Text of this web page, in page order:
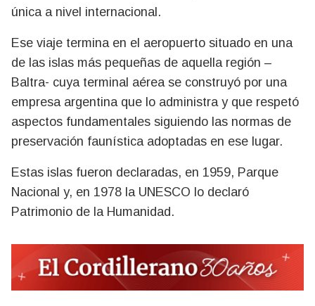
única a nivel internacional.
Ese viaje termina en el aeropuerto situado en una
de las islas más pequeñas de aquella región –
Baltra- cuya terminal aérea se construyó por una
empresa argentina que lo administra y que respetó
aspectos fundamentales siguiendo las normas de
preservación faunística adoptadas en ese lugar.
Estas islas fueron declaradas, en 1959, Parque
Nacional y, en 1978 la UNESCO lo declaró
Patrimonio de la Humanidad.